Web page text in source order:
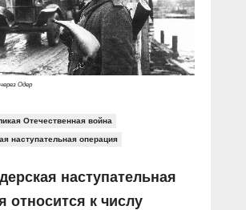
ролики
фильмы
репортаж
и меч»
России»
Одер
Отечественная война
наступательная операция
наступательная
относится к числу